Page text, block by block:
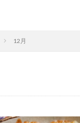
12月